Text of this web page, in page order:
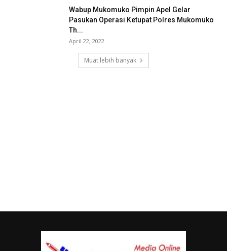
Wabup Mukomuko Pimpin Apel Gelar
Pasukan Operasi Ketupat Polres Mukomuko
Th...
April 22, 2022
Muat lebih banyak